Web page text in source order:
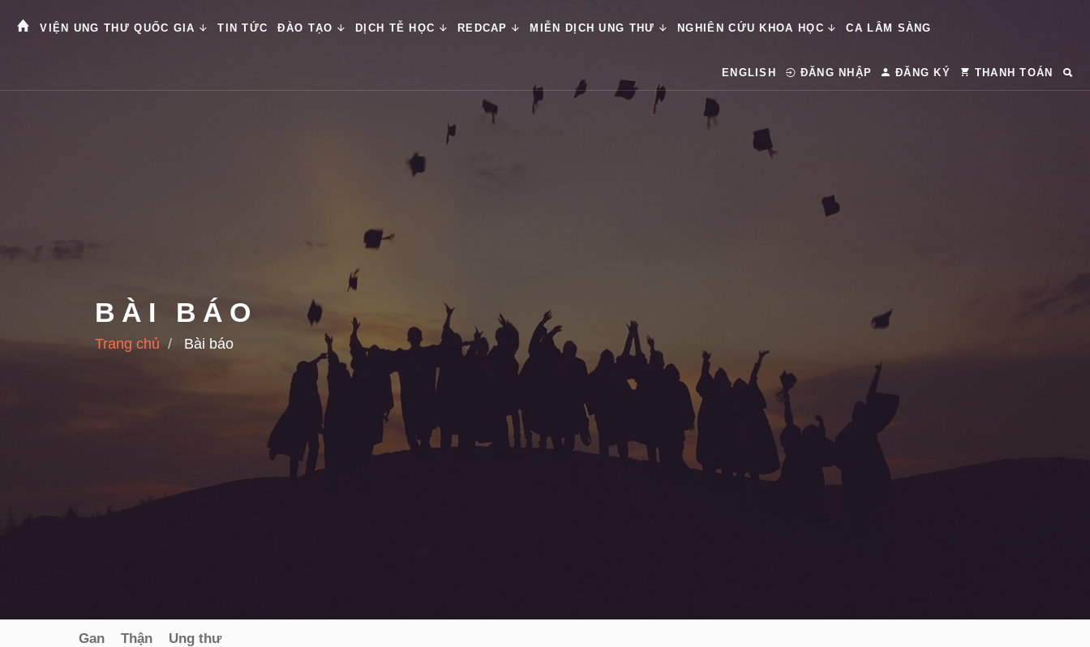
VIỆN UNG THƯ QUỐC GIA TIN TỨC ĐÀO TẠO DỊCH TỄ HỌC REDCAP MIỄN DỊCH UNG THƯ NGHIÊN CỨU KHOA HỌC CA LÂM SÀNG
ENGLISH ĐĂNG NHẬP ĐĂNG KÝ THANH TOÁN
BÀI BÁO
Trang chủ Bài báo
Gan Thận Ung thư